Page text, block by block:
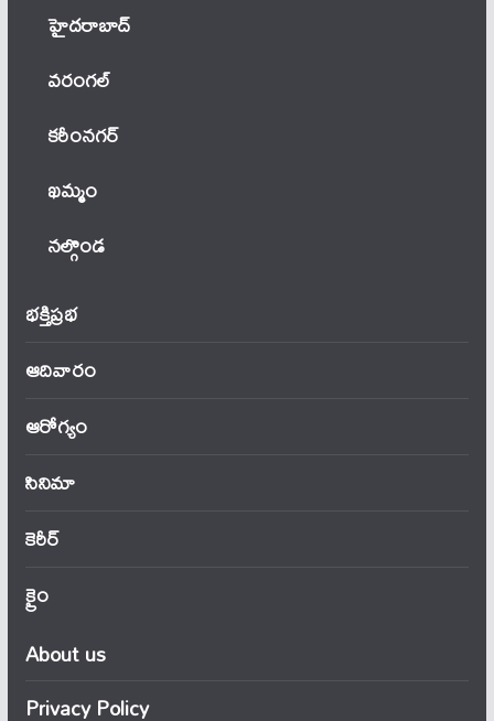
హైదరాబాద్
వ‌రంగ‌ల్
కరీంనగర్
ఖ‌మ్మం
నల్గొండ
భక్తిప్రభ
ఆదివారం
ఆరోగ్యం
సినిమా
కెరీర్
క్రైం
About us
Privacy Policy